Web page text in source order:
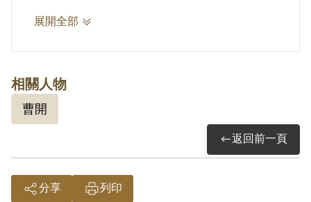
展開全部
相關人物
曹開
返回前一頁
分享 列印